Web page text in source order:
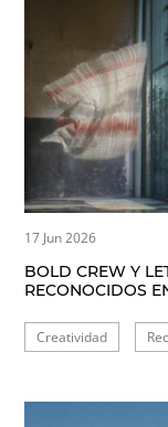
17 Jun 2026
BOLD CREW Y
RECONOCIDOS
Creatividad